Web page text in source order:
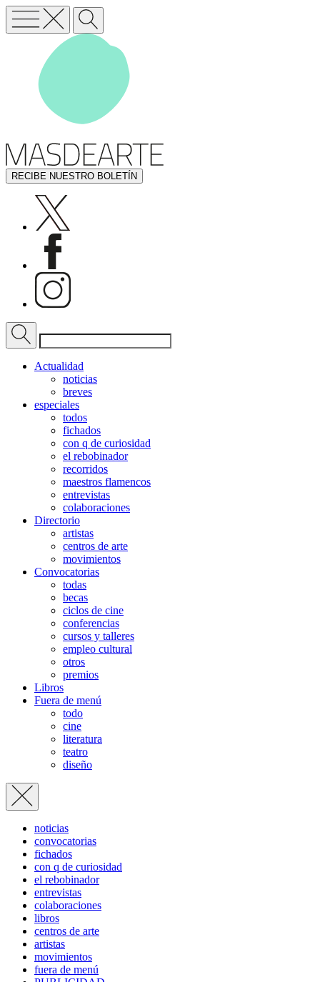
RECIBE NUESTRO BOLETÍN
Actualidad
noticias
breves
especiales
todos
fichados
con q de curiosidad
el rebobinador
recorridos
maestros flamencos
entrevistas
colaboraciones
Directorio
artistas
centros de arte
movimientos
Convocatorias
todas
becas
ciclos de cine
conferencias
cursos y talleres
empleo cultural
otros
premios
Libros
Fuera de menú
todo
cine
literatura
teatro
diseño
noticias
convocatorias
fichados
con q de curiosidad
el rebobinador
entrevistas
colaboraciones
libros
centros de arte
artistas
movimientos
fuera de menú